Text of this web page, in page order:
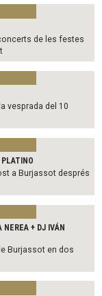
de les festes
vesprada del 10
a Burjassot després
+ DJ IVÁN
Burjassot en dos